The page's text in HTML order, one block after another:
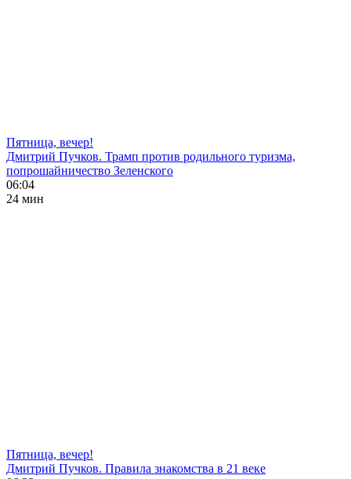
Пятница, вечер!
Дмитрий Пучков. Трамп против родильного туризма,
попрошайничество Зеленского
06:04
24 мин
Пятница, вечер!
Дмитрий Пучков. Правила знакомства в 21 веке